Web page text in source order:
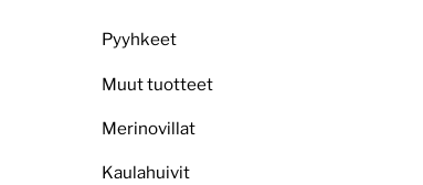
Pyyhkeet
Muut tuotteet
Merinovillat
Kaulahuivit